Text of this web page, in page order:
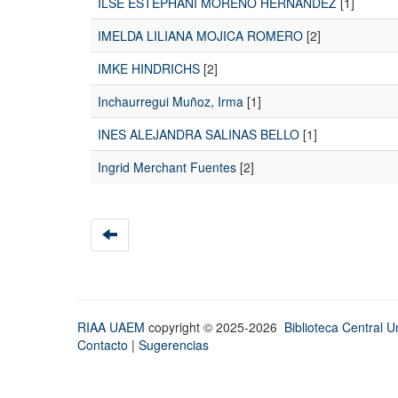
IMELDA LILIANA MOJICA ROMERO [2]
IMKE HINDRICHS [2]
Inchaurregui Muñoz, Irma [1]
INES ALEJANDRA SALINAS BELLO [1]
Ingrid Merchant Fuentes [2]
RIAA UAEM copyright © 2025-2026 Biblioteca Central
Contacto | Sugerencias